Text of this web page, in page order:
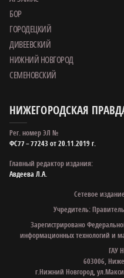
БОР
ГОРОДЕЦКИЙ
ДИВЕЕВСКИЙ
НИЖНИЙ НОВГОРОД
СЕМЕНОВСКИЙ
НИЖЕГОРОДСКАЯ
Рег. номер ЭЛ №
ФС77 – 77243 от 20.11.2019 г.
Главный редактор издания:
Авдеева Л.А.
Сетевое
Учредитель:
Зарегистрировано
информационных технологий и
ГАУ
603006,
г.Нижний Новгород,